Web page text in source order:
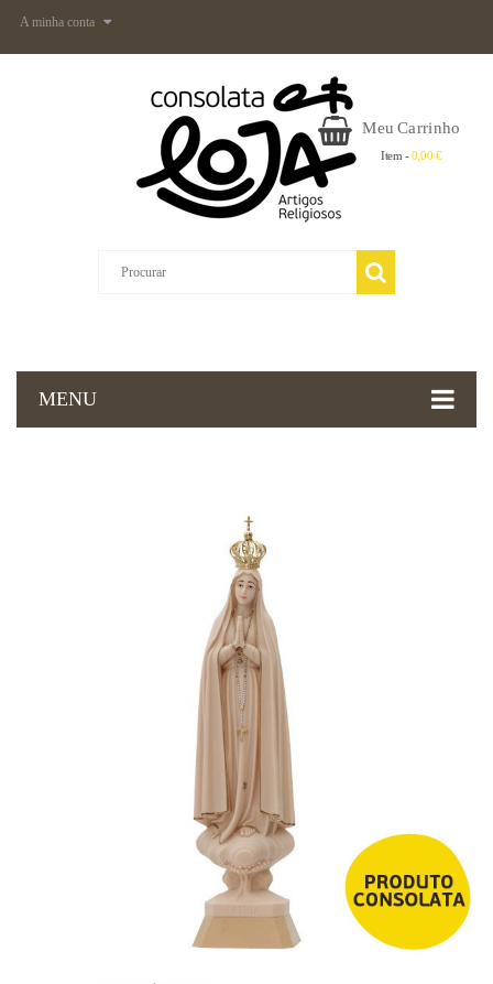
A minha conta
Meu Carrinho
Item - 0,00 €
MENU